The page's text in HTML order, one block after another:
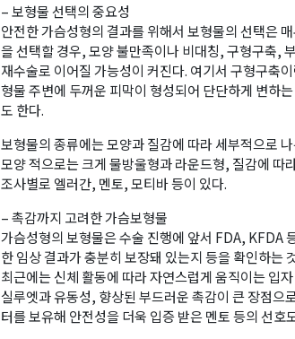
– 보형물 선택의 중요성
안전한 가슴성형의 결과를 위해서 보형물의 선택은
을 선택할 경우, 모양 불만족이나 비대칭, 구형구축,
재수술로 이어질 가능성이 커진다. 여기서 구형구축
형물 주변에 두꺼운 피막이 형성되어 단단하게 변하
도 한다.
보형물의 종류에는 모양과 질감에 따라 세부적으로
모양 적으로는 크게 물방울형과 라운드형, 질감에 따
조사별로 엘러간, 멘토, 모티바 등이 있다.
– 촉감까지 고려한 가슴보형물
가슴성형의 보형물은 수술 진행에 앞서 FDA, KFDA
한 임상 결과가 충분히 보장돼 있는지 등을 확인하는
최근에는 신체 활동에 따라 자연스럽게 움직이는 입
실루엣과 유동성, 향상된 부드러운 촉감이 큰 장점으
터를 보유해 안전성을 더욱 입증 받은 멘토 등의 선호